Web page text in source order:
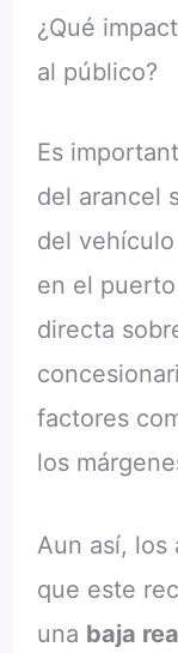
¿Qué
al público?
Es
del arancel
del
en el
directa
factores
los
Aun así, los
que este
una baja